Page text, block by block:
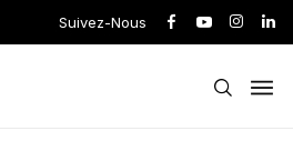
Suivez-Nous